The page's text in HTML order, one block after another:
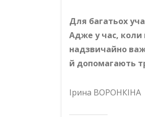
Для багатьох
Адже у час, коли
надзвичайно
й допомагають
Ірина ВОРОНКІНА